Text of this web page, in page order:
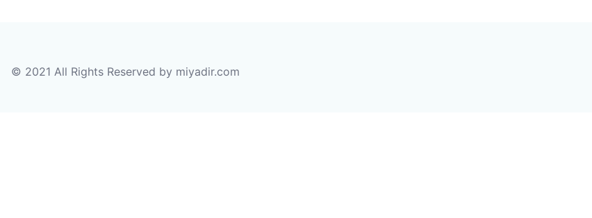
© 2021 All Rights Reserved by miyadir.com